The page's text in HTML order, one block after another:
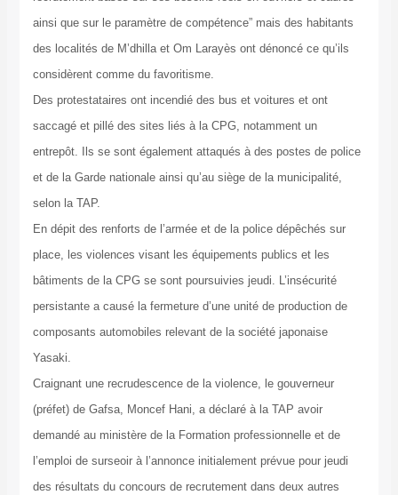
ainsi que sur le paramètre de compétence” mais des habitants
des localités de M’dhilla et Om Larayès ont dénoncé ce qu’ils
considèrent comme du favoritisme.
Des protestataires ont incendié des bus et voitures et ont
saccagé et pillé des sites liés à la CPG, notamment un
entrepôt. Ils se sont également attaqués à des postes de police
et de la Garde nationale ainsi qu’au siège de la municipalité,
selon la TAP.
En dépit des renforts de l’armée et de la police dépêchés sur
place, les violences visant les équipements publics et les
bâtiments de la CPG se sont poursuivies jeudi. L’insécurité
persistante a causé la fermeture d’une unité de production de
composants automobiles relevant de la société japonaise
Yasaki.
Craignant une recrudescence de la violence, le gouverneur
(préfet) de Gafsa, Moncef Hani, a déclaré à la TAP avoir
demandé au ministère de la Formation professionnelle et de
l’emploi de surseoir à l’annonce initialement prévue pour jeudi
des résultats du concours de recrutement dans deux autres